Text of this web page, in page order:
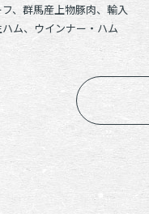
、群馬産上物豚肉、輸入
ム、ウインナー・ハム